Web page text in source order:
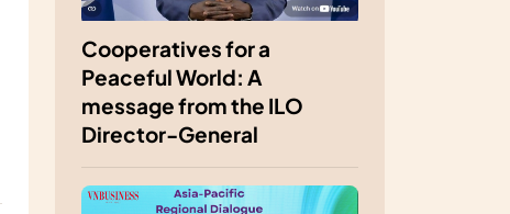
Cooperatives for a
Peaceful World: A
message from the ILO
Director-General